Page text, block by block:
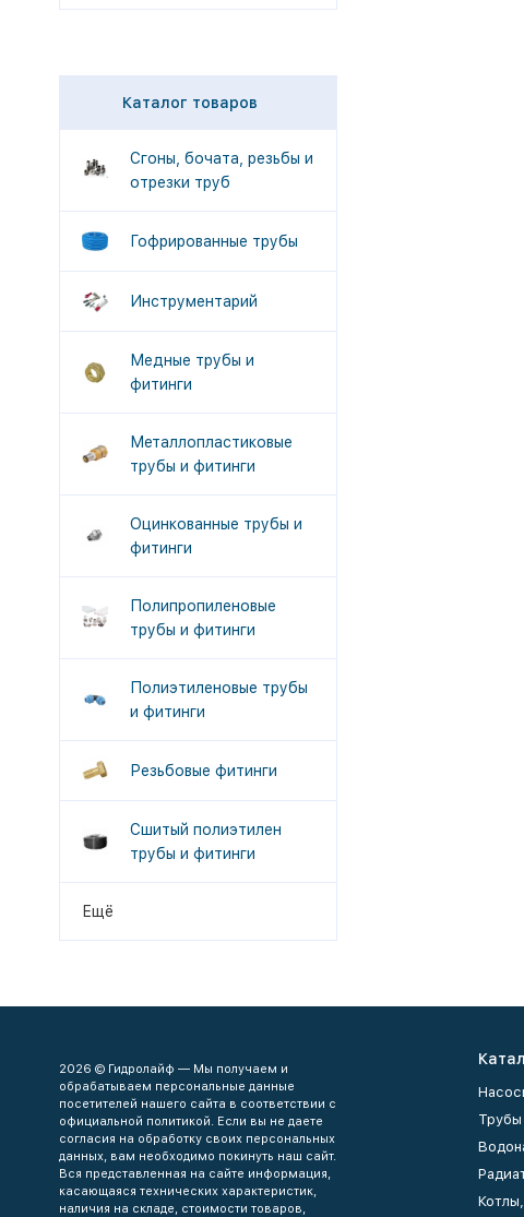
Каталог товаров
Сгоны, бочата, резьбы и
отрезки труб
Гофрированные трубы
Инструментарий
Медные трубы и
фитинги
Металлопластиковые
трубы и фитинги
Оцинкованные трубы и
фитинги
Полипропиленовые
трубы и фитинги
Полиэтиленовые трубы
и фитинги
Резьбовые фитинги
Сшитый полиэтилен
трубы и фитинги
Ещё
2026 © Гидролайф — Мы получаем и
обрабатываем персональные данные
посетителей нашего сайта в соответствии с
официальной политикой. Если вы не даете
согласия на обработку своих персональных
данных, вам необходимо покинуть наш сайт.
Вся представленная на сайте информация,
касающаяся технических характеристик,
наличия на складе, стоимости товаров,